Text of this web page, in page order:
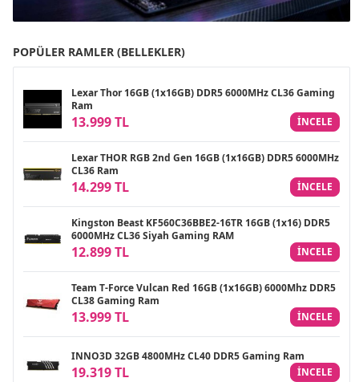
POPÜLER RAMLER (BELLEKLER)
Lexar Thor 16GB (1x16GB) DDR5 6000MHz CL36 Gaming
Ram
13.999 TL INCELE
Lexar THOR RGB 2nd Gen 16GB (1x16GB) DDR5 6000MHz
CL36 Ram
14.299 TL INCELE
Kingston Beast KF560C36BBE2-16TR 16GB (1x16) DDR5
6000MHz CL36 Siyah Gaming RAM
12.899 TL INCELE
Team T-Force Vulcan Red 16GB (1x16GB) 6000Mhz DDR5
CL38 Gaming Ram
13.999 TL INCELE
INNO3D 32GB 4800MHz CL40 DDR5 Gaming Ram
19.319 TL INCELE